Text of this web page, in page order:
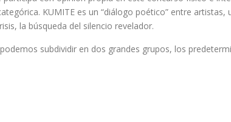
KUMITE es un “diálogo poético” entre artistas,
la búsqueda del silencio revelador.
subdividir en dos grandes grupos, los